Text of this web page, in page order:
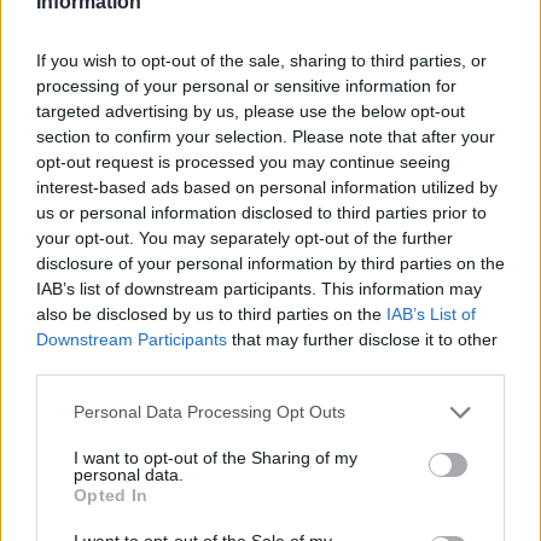
If you wish to opt-out of the sale, sharing to third parties, or
processing of your personal or sensitive information for
targeted advertising by us, please use the below opt-out
section to confirm your selection. Please note that after your
opt-out request is processed you may continue seeing
interest-based ads based on personal information utilized by
us or personal information disclosed to third parties prior to
your opt-out. You may separately opt-out of the further
disclosure of your personal information by third parties on the
IAB’s list of downstream participants. This information may
also be disclosed by us to third parties on the IAB’s List of
Downstream Participants that may further disclose it to other
Please note that this website/app uses one or more Google
not limited to your visit or usage behaviour. You may click to
grant or deny consent to Google and its third-party tags to
use your data for below specified purposes in below Google
consent section.
Personal Data Processing Opt Outs
I want to opt-out of the Sharing of my
personal data.
Opted In
Gallura, finti clienti svuotano le suite: furto da
50mila nel resort
Meteo Olbia 7 agosto, sole e caldo tornano
protagonisti
Test tunnel Olbia: rampe chiuse ancora fino a
fine agosto
Aggius conquista la classifica delle mete più
amate dell’estate 2026